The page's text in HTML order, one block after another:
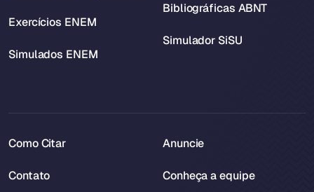
Exercícios ENEM
Simulados ENEM
Bibliográficas ABNT
Simulador SiSU
Como Citar
Contato
Anuncie
Conheça a equipe